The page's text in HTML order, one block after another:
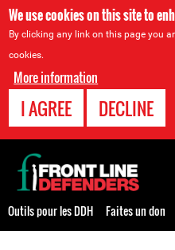
We use cookies on this site to
By clicking any link on this page you
cookies.
More information
I AGREE DECLINE
Back
to
top
Outils pour les DDH Faites un don